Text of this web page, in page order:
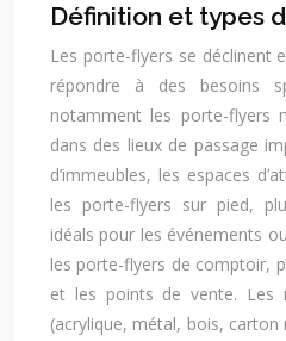
Définition et types
Les porte-flyers se déclinent
répondre à des besoins
notamment les porte-flyers
dans des lieux de passage
d’immeubles, les espaces
les porte-flyers sur pied,
idéals pour les événements
les porte-flyers de comptoir,
et les points de vente. Les
(acrylique, métal, bois,